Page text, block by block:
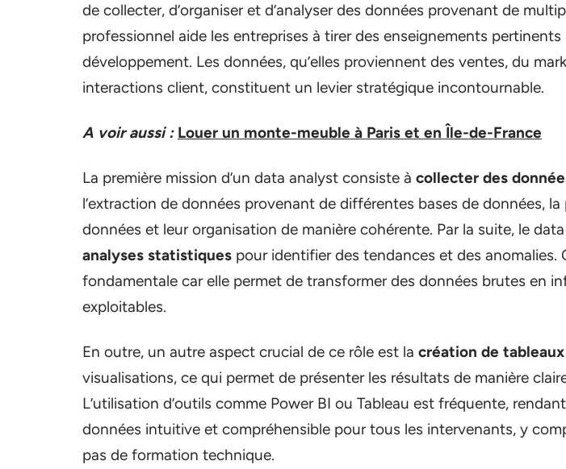
de collecter, d’organiser et d’analyser des données provenant de
professionnel aide les entreprises à tirer des enseignements pertinents
développement. Les données, qu’elles proviennent des ventes, du
interactions client, constituent un levier stratégique incontournable.
A voir aussi : Louer un monte-meuble à Paris et en Île-de-France
La première mission d’un data analyst consiste à collecter des
l’extraction de données provenant de différentes bases de données,
données et leur organisation de manière cohérente. Par la suite, le
analyses statistiques pour identifier des tendances et des anomalies.
fondamentale car elle permet de transformer des données brutes en
exploitables.
En outre, un autre aspect crucial de ce rôle est la création de
visualisations, ce qui permet de présenter les résultats de manière
L’utilisation d’outils comme Power BI ou Tableau est fréquente,
données intuitive et compréhensible pour tous les intervenants, y
pas de formation technique.